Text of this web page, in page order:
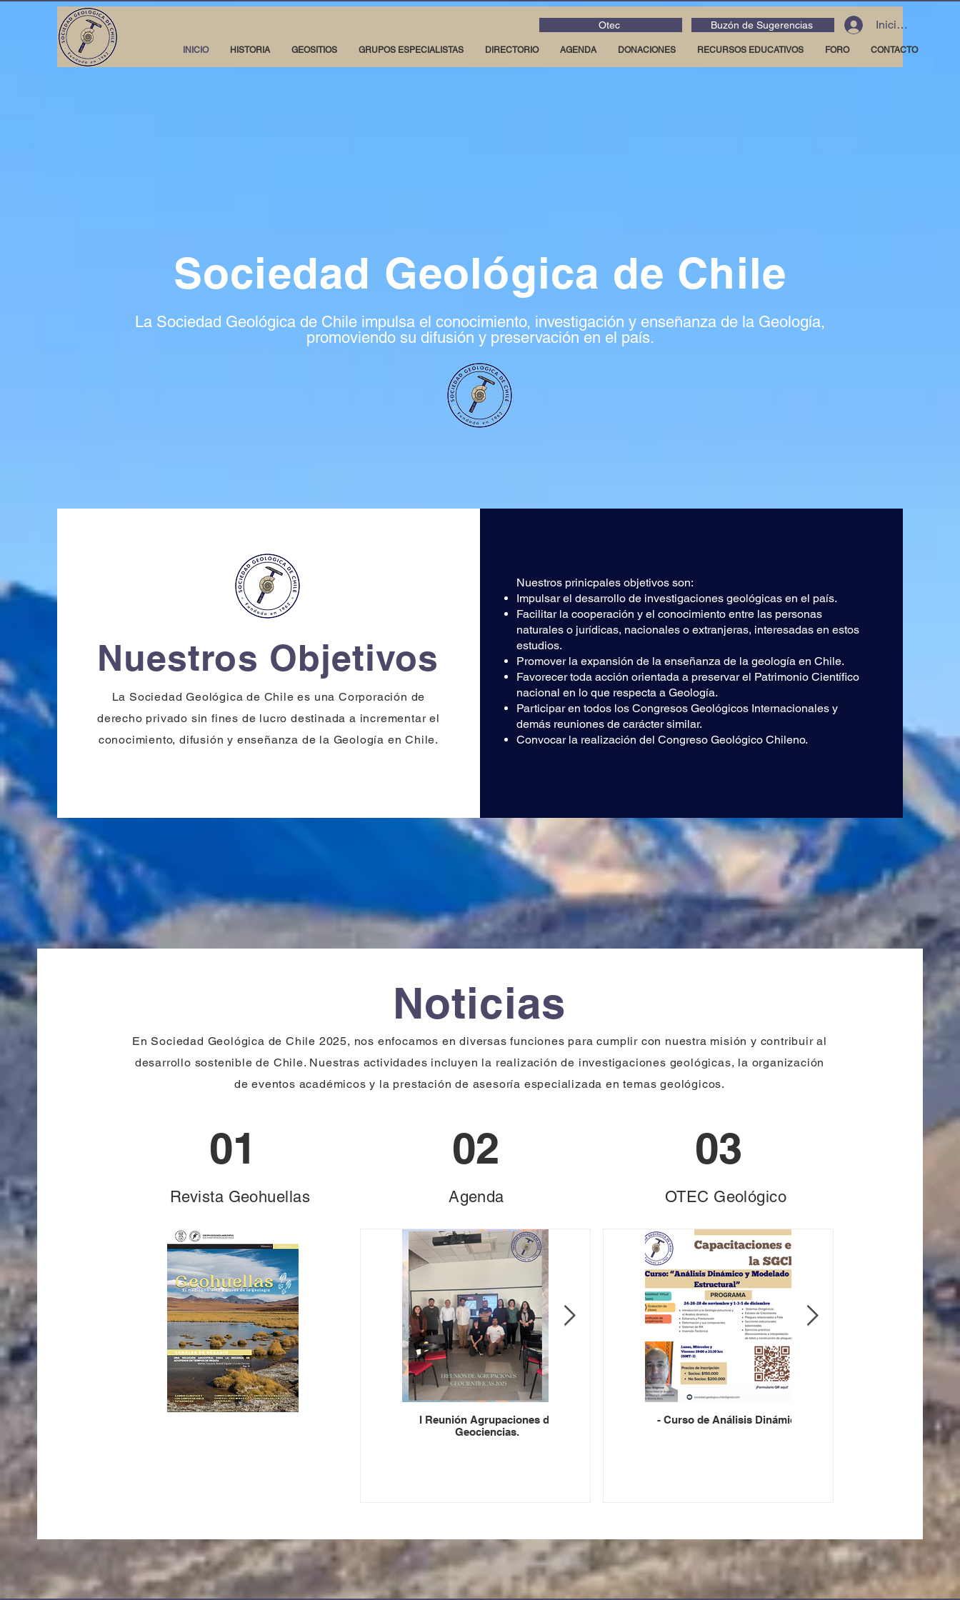
Otec Buzón de Sugerencias Iniciar sesión
INICIO HISTORIA GEOSITIOS GRUPOS ESPECIALISTAS DIRECTORIO AGENDA DONACIONES RECURSOS EDUCATIVOS FORO CONTACTO
Sociedad Geológica de Chile
La Sociedad Geológica de Chile impulsa el conocimiento, investigación y enseñanza de la Geología,
promoviendo su difusión y preservación en el país.
Nuestros Objetivos
La Sociedad Geológica de Chile es una Corporación de
derecho privado sin fines de lucro destinada a incrementar el
conocimiento, difusión y enseñanza de la Geología en Chile.
Nuestros prinicpales objetivos son:
Impulsar el desarrollo de investigaciones geológicas en el país.
Facilitar la cooperación y el conocimiento entre las personas
naturales o jurídicas, nacionales o extranjeras, interesadas en estos
estudios.
Promover la expansión de la enseñanza de la geología en Chile.
Favorecer toda acción orientada a preservar el Patrimonio Científico
nacional en lo que respecta a Geología.
Participar en todos los Congresos Geológicos Internacionales y
demás reuniones de carácter similar.
Convocar la realización del Congreso Geológico Chileno.
Noticias
En Sociedad Geológica de Chile 2025, nos enfocamos en diversas funciones para cumplir con nuestra misión y contribuir al
desarrollo sostenible de Chile. Nuestras actividades incluyen la realización de investigaciones geológicas, la organización
de eventos académicos y la prestación de asesoría especializada en temas geológicos.
01
Revista Geohuellas
02
Agenda
I Reunión Agrupaciones de
Geociencias.
- XVII Congreso Geológico
03
OTEC Geológico
- Curso de Análisis Dinámico - Curso de Hidrógeoquímica